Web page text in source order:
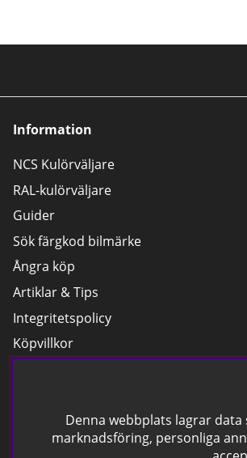
Information
NCS Kulörväljare
RAL-kulörväljare
Guider
Sök färgkod bilmärke
Ångra köp
Artiklar & Tips
Integritetspolicy
Köpvillkor
Hitta färgkoden på bilen.
Företagskund
Denna webbplats lagrar
marknadsföring, personliga